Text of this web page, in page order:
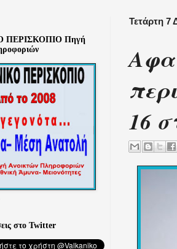
Τετάρτη 7
16
ΠΕΡΙΣΚΟΠΙΟ Πηγή
στο Twitter